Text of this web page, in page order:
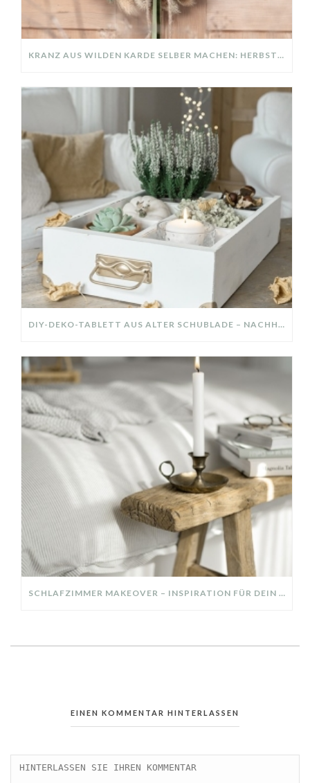
KRANZ AUS WILDEN KARDE SELBER MACHEN: HERBSTDEKO GANZ EINFACH
DIY-DEKO-TABLETT AUS ALTER SCHUBLADE – NACHHALTIGE HERBSTDEKO SELBER MACHEN!
SCHLAFZIMMER MAKEOVER – INSPIRATION FÜR DEIN SCHLAFZIMMER: AUS ALT MACH NEU – HELL, GEMÜTLICH UND EINLADEND
EINEN KOMMENTAR HINTERLASSEN